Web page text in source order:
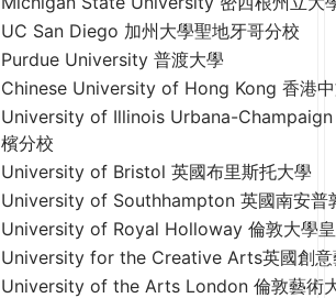
UC San Diego 加州大學聖地牙哥分校
Purdue University 普渡大學
Chinese University of Hong Kong 香港
University of Illinois Urbana-Champaign
檳分校
University of Bristol 英國布里斯托大學
University of Southhampton 英國南安普
University of Royal Holloway 倫敦大學
University for the Creative Arts英國創意
University of the Arts London 倫敦藝術